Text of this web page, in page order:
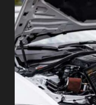
vaut
véritablement
cette
marque
sur
le
marché